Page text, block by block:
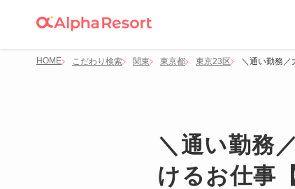
HOME こだわり検索 関東 東京都 東京23区 ＼通い勤務／
＼通い勤務
けるお仕事